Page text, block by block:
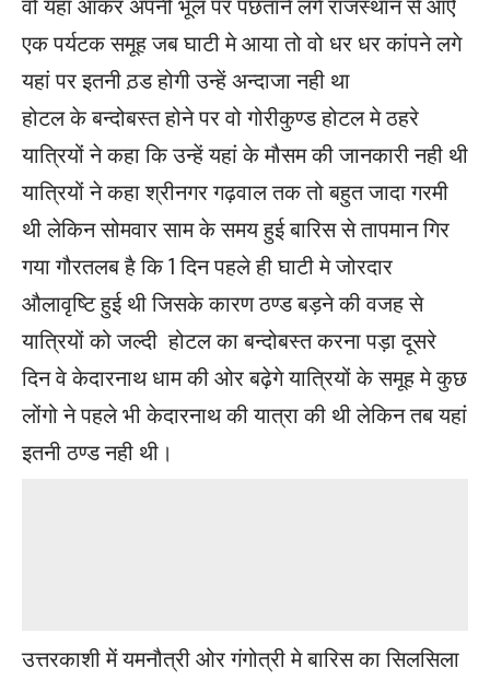
एक पर्यटक समूह जब घाटी मे आया तो वो धर धर कांपने लगे
यहां पर इतनी ठ़ड होगी उन्हें अन्दाजा नही था
होटल के बन्दोबस्त होने पर वो गोरीकुण्ड होटल मे ठहरे
यात्रियों ने कहा कि उन्हें यहां के मौसम की जानकारी नही थी
यात्रियों ने कहा श्रीनगर गढ़वाल तक तो बहुत जादा गरमी
थी लेकिन सोमवार साम के समय हुई बारिस से तापमान गिर
गया गौरतलब है कि 1 दिन पहले ही घाटी मे जोरदार
औलावृष्टि हुई थी जिसके कारण ठण्ड बड़ने की वजह से
यात्रियों को जल्दी होटल का बन्दोबस्त करना पड़ा दूसरे
दिन वे केदारनाथ धाम की ओर बढ़ेगे यात्रियों के समूह मे कुछ
लोंगो ने पहले भी केदारनाथ की यात्रा की थी लेकिन तब यहां
इतनी ठण्ड नही थी।
उत्तरकाशी में यमनौत्री ओर गंगोत्री मे बारिस का सिलसिला